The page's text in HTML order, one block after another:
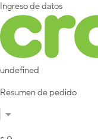
Ingreso de datos
undefined
Resumen de pedido